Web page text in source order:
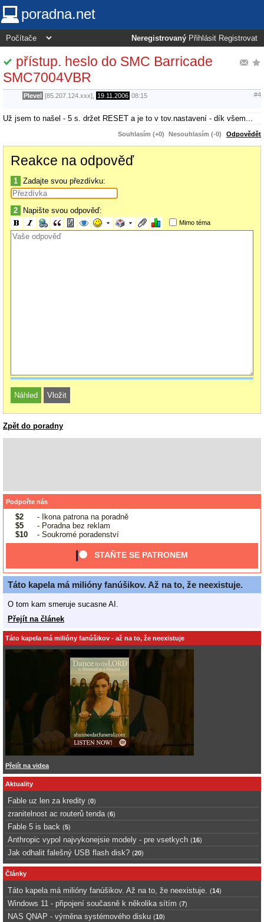
poradna.net
Neregistrovaný Přihlásit Registrovat
přístup. heslo do SMC Barricade
SMC7004VBR
Plevel [85.207.124.xxx], 19.11.2006 08:15 #4
Už jsem to našel - 5 s. držet RESET a je to v tov.nastavení - dík všem...
Souhlasím (+0) Nesouhlasím (-0) Odpovědět
Reakce na odpověď
1 Zadajte svou přezdívku:
2 Napište svou odpověď:
Mimo téma
Zpět do poradny
Podpořte nás
$2
- Ikona patrona na poradně
$5
- Poradna bez reklam
$10
- Soukromé poradenství
STAŇTE SE PATRONEM
Táto kapela má milióny fanúšikov. Až na to, že neexistuje.
O tom kam smeruje sucasne AI.
Přejít na článek
Táto kapela má milióny fanúšikov - až na to, že neexistuje
Přejít na videa
Aktuality
Fable uz len za kredity (0)
zranitelnost ac routerů tenda (6)
Fable 5 is back (5)
Anthropic vypol najvykonejsie modely - pre vsetkych (16)
Jak odhalit falešný USB flash disk? (20)
Články
Táto kapela má milióny fanúšikov. Až na to, že neexistuje. (14)
Windows 11 - připojení současně k několika sítím (7)
NAS QNAP - výměna systémového disku (10)